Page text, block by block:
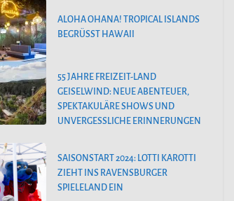
ALOHA OHANA! TROPICAL ISLANDS
BEGRÜSST HAWAII
55 JAHRE FREIZEIT-LAND
GEISELWIND: NEUE ABENTEUER,
SPEKTAKULÄRE SHOWS UND
UNVERGESSLICHE ERINNERUNGEN
SAISONSTART 2024: LOTTI KAROTTI
ZIEHT INS RAVENSBURGER
SPIELELAND EIN